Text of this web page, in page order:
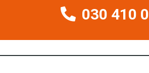
030 410